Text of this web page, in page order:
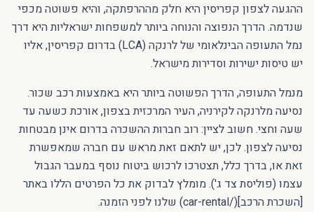
ההגעה לצפון קפריסין היא חלק מההרפתקה, והיא פשוטה מכפי
שנדמה. הדרך הנפוצה והנוחה ביותר למשפחות ישראליות היא דרך
נמל התעופה הבינלאומי של לרנקה (LCA) בדרום קפריסין, אליו
יש טיסות ישירות וסדירות מישראל.
מנמל התעופה, הדרך הפשוטה ביותר היא באמצעות רכב שכור.
נסיעה מלרנקה לקירניה, העיר המרכזית בצפון, אורכת כשעה עד
שעה וחצי. חשוב לציין: רוב חברות ההשכרה בדרום אינן מבטחות
נסיעה לצפון. לכן, יש לתאם זאת מראש עם חברה שמאפשרת
זאת או, בדרך כלל, תצטרכו לרכוש ביטוח נוסף במעבר הגבול
עצמו (פוליסת צד ג'). מומלץ לבדוק את כל הפרטים הללו באתר
[השכרת הרכב](/car-rental) שלנו לפני הזמנה.